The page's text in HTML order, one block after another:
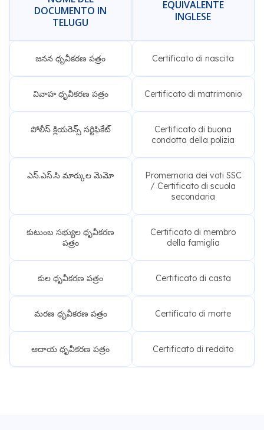
DOCUMENTO IN
TELUGU
EQUIVALENTE
INGLESE
జనన ధృవీకరణ పత్రం Certificato di nascita
వివాహ ధృవీకరణ పత్రం Certificato di matrimonio
పోలీస్ క్లియరెన్స్ సర్టిఫికేట్
Certificato di buona
condotta della polizia
ఎస్.ఎస్.సి మార్కుల మెమో
Promemoria dei voti SSC
/ Certificato di scuola
secondaria
కుటుంబ సభ్యుల ధృవీకరణ
పత్రం
Certificato di membro
della famiglia
కుల ధృవీకరణ పత్రం Certificato di casta
మరణ ధృవీకరణ పత్రం Certificato di morte
ఆదాయ ధృవీకరణ పత్రం Certificato di reddito